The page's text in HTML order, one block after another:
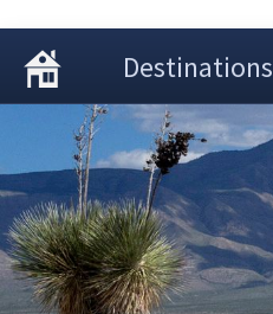
Destinations